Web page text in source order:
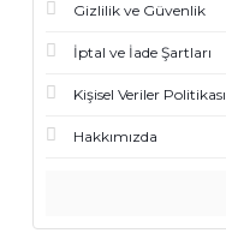
Gizlilik ve Güvenlik
İptal ve İade Şartları
Kişisel Veriler Politikası
Hakkımızda